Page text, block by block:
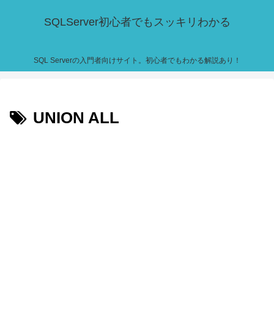
SQLServer初心者でもスッキリわかる
SQL Serverの入門者向けサイト。初心者でもわかる解説あり！
UNION ALL